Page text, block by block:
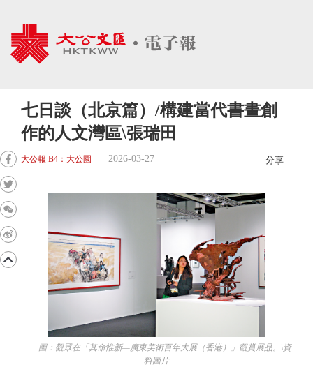
七日談（北京篇）/構建當代書畫創
作的人文灣區\張瑞田
大公報 B4：大公園 2026-03-27 分享
圖：觀眾在「其命惟新—廣東美術百年大展（香港）」觀賞展品。\資
料圖片